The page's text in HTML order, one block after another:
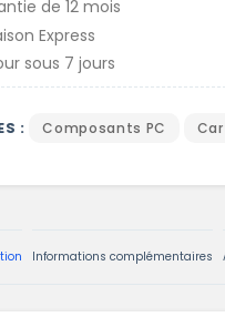
de 12 mois
Express
sous 7 jours
: Composants PC
Informations complémentaires